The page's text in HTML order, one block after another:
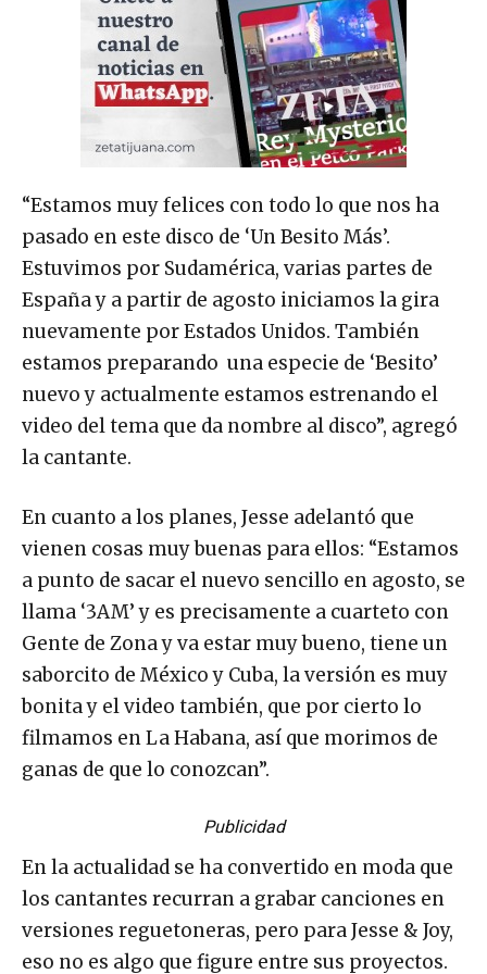
“Estamos muy felices con todo lo que nos ha
pasado en este disco de ‘Un Besito Más’.
Estuvimos por Sudamérica, varias partes de
España y a partir de agosto iniciamos la gira
nuevamente por Estados Unidos. También
estamos preparando una especie de ‘Besito’
nuevo y actualmente estamos estrenando el
video del tema que da nombre al disco”, agregó
la cantante.
En cuanto a los planes, Jesse adelantó que
vienen cosas muy buenas para ellos: “Estamos
a punto de sacar el nuevo sencillo en agosto, se
llama ‘3AM’ y es precisamente a cuarteto con
Gente de Zona y va estar muy bueno, tiene un
saborcito de México y Cuba, la versión es muy
bonita y el video también, que por cierto lo
filmamos en La Habana, así que morimos de
ganas de que lo conozcan”.
Publicidad
En la actualidad se ha convertido en moda que
los cantantes recurran a grabar canciones en
versiones reguetoneras, pero para Jesse & Joy,
eso no es algo que figure entre sus proyectos.